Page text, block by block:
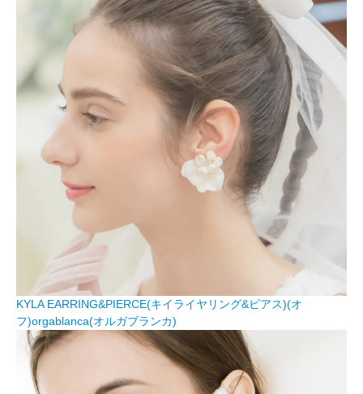
KYLA EARRING&PIERCE(キイライヤリング&ピアス)(オ
フ)orgablanca(オルガブランカ)